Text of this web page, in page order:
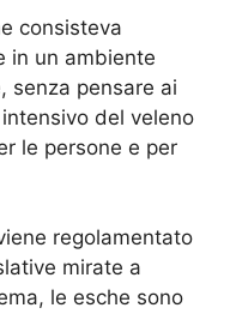
consisteva
in un ambiente
senza pensare ai
del veleno
le persone e per
regolamentato
mirate a
le esche sono